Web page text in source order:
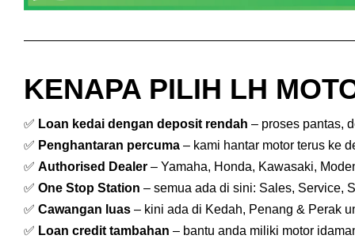
KENAPA PILIH LH
✅ Loan kedai dengan deposit rendah – proses pantas,
✅ Penghantaran percuma – kami hantar motor terus ke
✅ Authorised Dealer – Yamaha, Honda, Kawasaki,
✅ One Stop Station – semua ada di sini: Sales, Service,
✅ Cawangan luas – kini ada di Kedah, Penang & Perak
✅ Loan credit tambahan – bantu anda miliki motor